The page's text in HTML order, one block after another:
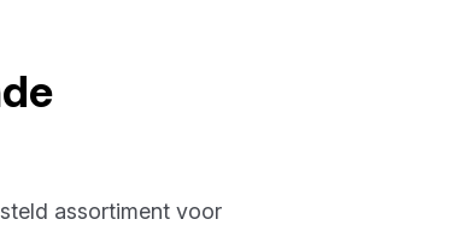
assortiment voor